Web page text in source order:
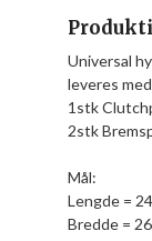
Universal
leveres
1stk
2stk
Mål:
Lengde =
Bredde =